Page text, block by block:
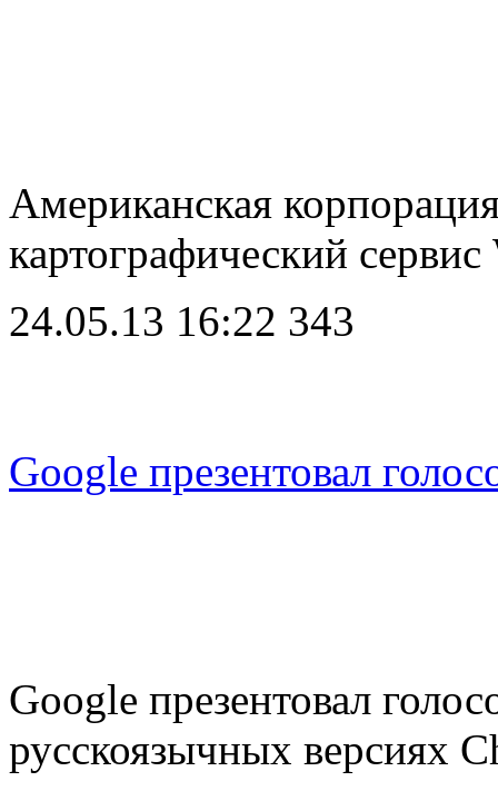
Американская
картографический
24.05.13 16:22 343
Google презентовал
Google презентовал
русскоязычных версиях